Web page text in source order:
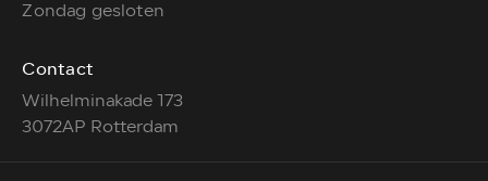
Zondag gesloten
Contact
Wilhelminakade 173
3072AP Rotterdam